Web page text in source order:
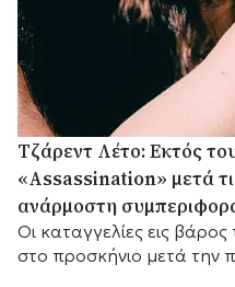
Τζάρεντ Λέτο: Εκτός
«Assassination» μετά
ανάρμοστη
Οι καταγγελίες εις
στο προσκήνιο μετά την